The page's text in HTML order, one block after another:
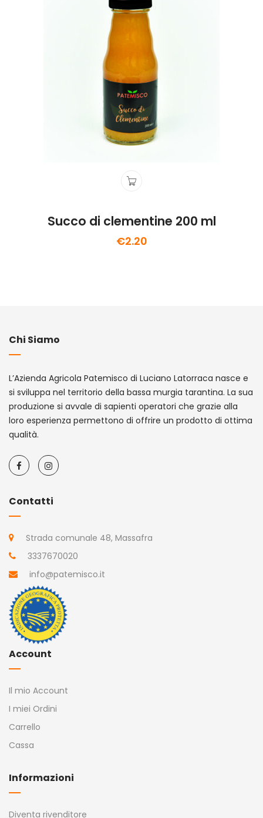
Succo di clementine 200 ml
€2.20
Chi Siamo
L’Azienda Agricola Patemisco di Luciano Latorraca nasce e
si sviluppa nel territorio della bassa murgia tarantina. La sua
produzione si avvale di sapienti operatori che grazie alla
loro esperienza permettono di offrire un prodotto di ottima
qualità.
Contatti
Strada comunale 48, Massafra
3337670020
info@patemisco.it
Account
Il mio Account
I miei Ordini
Carrello
Cassa
Informazioni
Diventa rivenditore